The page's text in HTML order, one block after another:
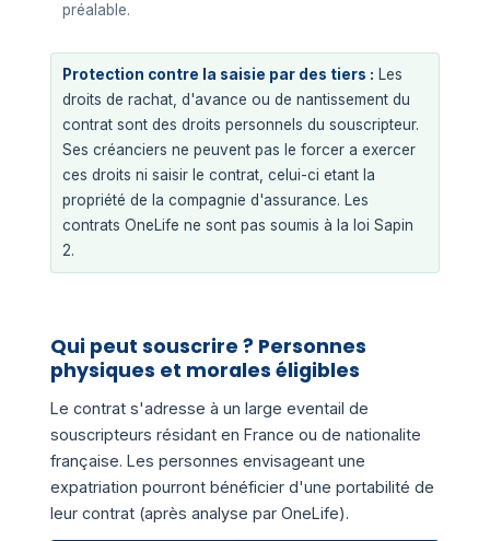
préalable.
Protection contre la saisie par des tiers : Les
droits de rachat, d'avance ou de nantissement du
contrat sont des droits personnels du souscripteur.
Ses créanciers ne peuvent pas le forcer a exercer
ces droits ni saisir le contrat, celui-ci etant la
propriété de la compagnie d'assurance. Les
contrats OneLife ne sont pas soumis à la loi Sapin
2.
Qui peut souscrire ? Personnes
physiques et morales éligibles
Le contrat s'adresse à un large eventail de
souscripteurs résidant en France ou de nationalite
française. Les personnes envisageant une
expatriation pourront bénéficier d'une portabilité de
leur contrat (après analyse par OneLife).